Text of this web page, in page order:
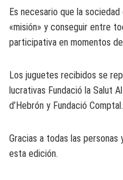
Es necesario que la
«misión» y conseguir entre
participativa en momentos
Los juguetes recibidos se
lucrativas Fundació la Salut
d’Hebrón y Fundació Comptal.
Gracias a todas las personas
esta edición.